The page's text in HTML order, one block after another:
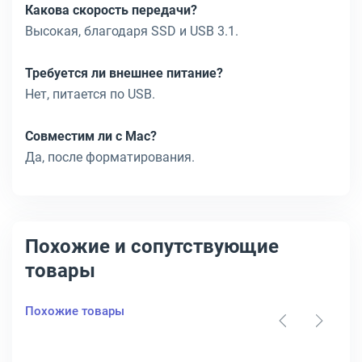
Какова скорость передачи?
Высокая, благодаря SSD и USB 3.1.
Требуется ли внешнее питание?
Нет, питается по USB.
Совместим ли с Mac?
Да, после форматирования.
Похожие и сопутствующие
товары
Похожие товары